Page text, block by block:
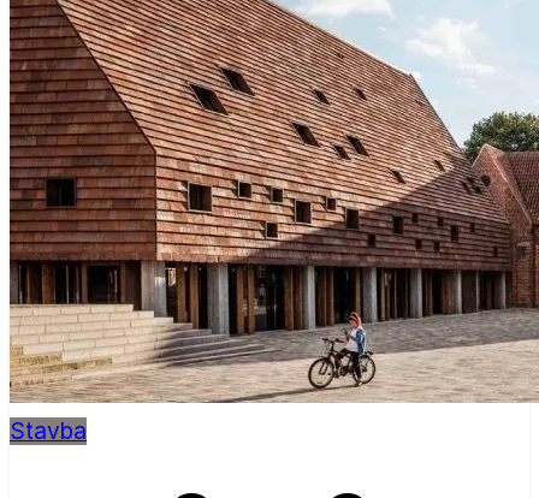
Stavba